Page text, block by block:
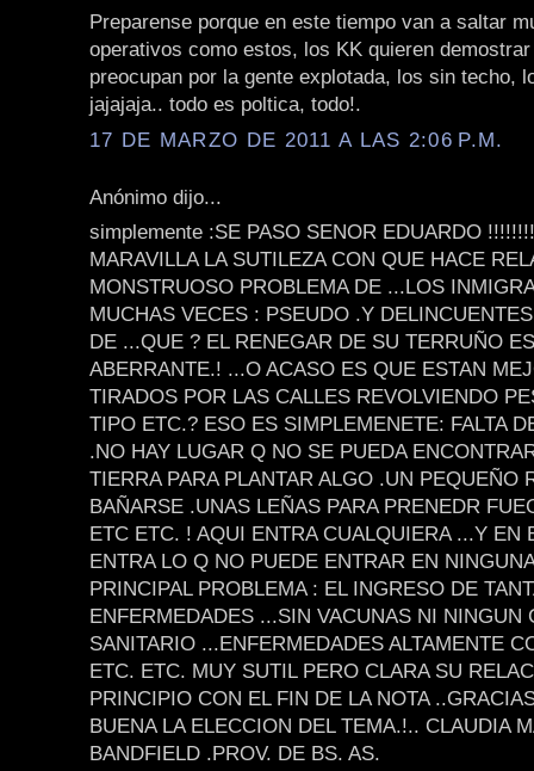
Preparense porque en este tiempo van a saltar
operativos como estos, los KK quieren
preocupan por la gente explotada, los sin techo,
jajajaja.. todo es poltica, todo!.
17 DE MARZO DE 2011 A LAS 2:06 P.M.
Anónimo dijo...
simplemente :SE PASO SENOR EDUARDO
MARAVILLA LA SUTILEZA CON QUE HACE
MONSTRUOSO PROBLEMA DE ...LOS
MUCHAS VECES : PSEUDO .Y
DE ...QUE ? EL RENEGAR DE SU TERRUÑO
ABERRANTE.! ...O ACASO ES QUE ESTAN
TIRADOS POR LAS CALLES REVOLVIENDO
TIPO ETC.? ESO ES SIMPLEMENETE: FALTA
.NO HAY LUGAR Q NO SE PUEDA
TIERRA PARA PLANTAR ALGO .UN PEQUEÑO
BAÑARSE .UNAS LEÑAS PARA PRENEDR
ETC ETC. ! AQUI ENTRA CUALQUIERA ...Y EN
ENTRA LO Q NO PUEDE ENTRAR EN
PRINCIPAL PROBLEMA : EL INGRESO DE
ENFERMEDADES ...SIN VACUNAS NI NINGUN
SANITARIO ...ENFERMEDADES ALTAMENTE
ETC. ETC. MUY SUTIL PERO CLARA SU
PRINCIPIO CON EL FIN DE LA NOTA
BUENA LA ELECCION DEL TEMA.!.. CLAUDIA
BANDFIELD .PROV. DE BS. AS.